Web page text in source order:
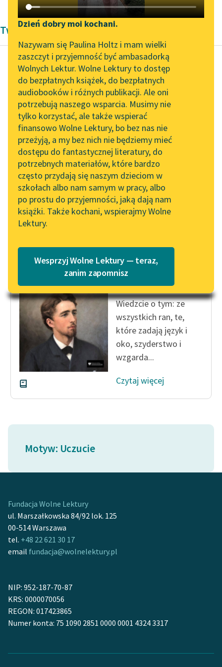
Katalog DAISY
Podkasty o książkach
Zgłoś brak utworu
Aktualności
„Prokurator Alicja Horn”
do słuchania
Byliśmy częścią AI Impact
Lab
Zapraszamy na spotkanie
online z tłumaczkami
literatury skandynawskiej
Spotkanie z Katarzyną
Tunkiel w Oslo
102. lata temu zmarł
Joseph Conrad
Lektury szkolne i klasyka
literatury do słuchania dla
uczennic i uczniów z
niepełnosprawnościami
E-kolekcja lektur
szkolnych i literatury do
słuchania dla uczennic i
uczniów z
niepełnosprawnościami
Feministyczne inspiracje.
feministycznej
Ręce pełne poezji
Kolekcje edukacyjne
lektur szkolnych oraz
Starego Testamentu
Odkurzamy bohaterów
Szkoła Poezji Wolnych
Narzędzia
Mapa Wolnych Lektur
Leśmianator
Przewodnik dla piszących i
czytających
API
OAI-PMH
Widget Wolnych Lektur
Przypisy
Katalog w formacie PDF
O nas
Kontakt
Zespół
Dzień dobry moi kochani.
Nazywam się Paulina Holtz i mam wielki
zaszczyt i przyjemność być ambasadorką
Wolnych Lektur. Wolne Lektury to dostęp
do bezpłatnych książek, do bezpłatnych
audiobooków i różnych publikacji. Ale oni
potrzebują naszego wsparcia. Musimy nie
tylko korzystać, ale także wspierać
finansowo Wolne Lektury, bo bez nas nie
przeżyją, a my bez nich nie będziemy mieć
dostępu do fantastycznej literatury, do
potrzebnych materiałów, które bardzo
często przydają się naszym dzieciom w
szkołach albo nam samym w pracy, albo
po prostu do przyjemności, jaką dają nam
książki. Także kochani, wspierajmy Wolne
Lektury.
Wesprzyj Wolne Lektury — teraz,
zanim zapomnisz
Twórczość Honoré de Balzaca
Honoré de Balzac
Gabinet
Starożytności
W Paryżu ludzie to
systemy; na prowincji
systemy to ludzie i to
ludzie nieustannie
roznamiętnieni...
Czytaj więcej
Gabinet
Starożytności
Wiedzcie o tym: ze
wszystkich ran, te,
które zadają język i
oko, szyderstwo i
wzgarda...
Czytaj więcej
Motyw: Uczucie
Fundacja Wolne Lektury
ul. Marszałkowska 84/92 lok. 125
00-514 Warszawa
tel. +48 22 621 30 17
email fundacja@wolnelektury.pl
NIP: 952-187-70-87
KRS: 0000070056
REGON: 017423865
Numer konta: 75 1090 2851 0000 0001 4324 3317